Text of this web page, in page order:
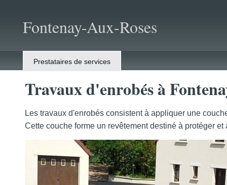
Fontenay-Aux-Roses
Prestataires de services
Travaux d'enrobés à
Les travaux d'enrobés consistent à appliquer une
Cette couche forme un revêtement destiné à protéger